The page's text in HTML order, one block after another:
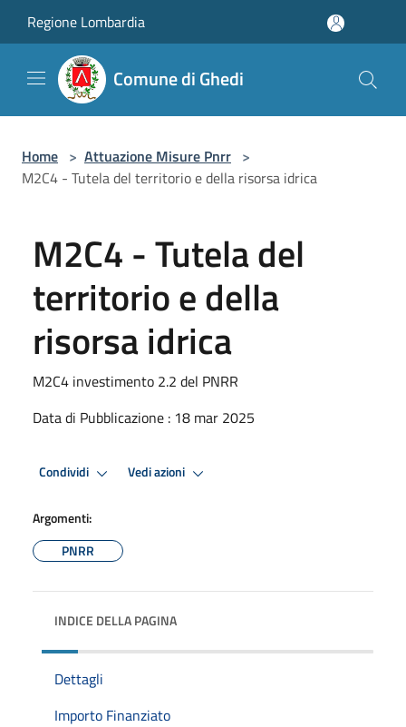
Regione Lombardia
Comune di Ghedi
Home > Attuazione Misure Pnrr >
M2C4 - Tutela del territorio e della risorsa idrica
M2C4 - Tutela del
territorio e della
risorsa idrica
M2C4 investimento 2.2 del PNRR
Data di Pubblicazione : 18 mar 2025
Condividi Vedi azioni
Argomenti:
PNRR
INDICE DELLA PAGINA
Dettagli
Importo Finanziato